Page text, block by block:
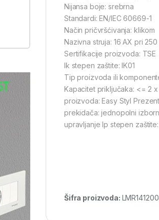
Nijansa boje: srebrna
Standardi: EN/IEC 60669-1
Način pričvršćivanja: klikom
Nazivna struja: 16 AX pri
Sertifikacije proizvoda: TSE
Ik stepen zaštite: IK01
Tip proizvoda ili
Kapacitet priključaka: <= 2
proizvoda: Easy Styl
prekidača: jednopolni
upravljanje Ip stepen zaštite:
Šifra proizvoda: